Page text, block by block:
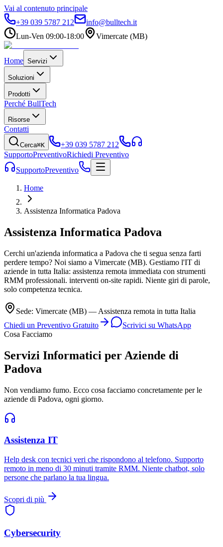
Vai al contenuto principale
+39 039 5787 212
info@bulltech.it
Lun-Ven 09:00-18:00
Vimercate (MB)
Home Servizi
Soluzioni
Prodotti
Perché BullTech
Risorse
Contatti
Cerca⌘K
+39 039 5787 212
SupportoPreventivoRichiedi Preventivo
SupportoPreventivo
Home
Assistenza Informatica Padova
Assistenza Informatica Padova
Cerchi un'azienda informatica a Padova che ti segua senza farti
perdere tempo? Noi siamo a Vimercate (MB). Gestiamo l'IT di
aziende in tutta Italia: assistenza remota immediata con strumenti
RMM professionali. interventi on-site rapidi. Niente giri di parole,
solo competenza tecnica.
Sede: Vimercate (MB) — Assistenza remota in tutta Italia
Chiedi un Preventivo Gratuito
Scrivici su WhatsApp
Cosa Facciamo
Servizi Informatici per Aziende di
Padova
Non vendiamo fumo. Ecco cosa facciamo concretamente per le
aziende di Padova, ogni giorno.
Assistenza IT
Help desk con tecnici veri che rispondono al telefono. Supporto
remoto in meno di 30 minuti tramite RMM. Niente chatbot, solo
persone che parlano la tua lingua.
Scopri di più
Cybersecurity